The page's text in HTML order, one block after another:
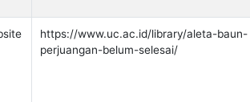
https://www.uc.ac.id/library/aleta-baun-
perjuangan-belum-selesai/